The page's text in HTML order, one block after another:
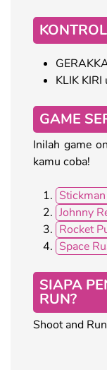
KLIK
GAME
Inilah game
kamu coba!
Johnny
Rocket
Space
SIAPA
RUN?
Shoot and